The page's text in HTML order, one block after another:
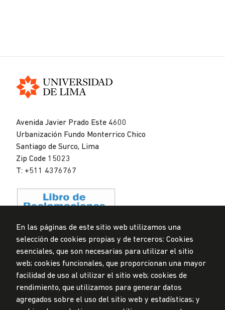
Avenida Javier Prado Este 4600
Urbanización Fundo Monterrico Chico
Santiago de Surco, Lima
Zip Code 15023
T: +511 4376767
Data Protection Policy
Submission Office
© Universidad de Lima, 2024
All Rights Reserved
En las páginas de este sitio web utilizamos una
selección de cookies propias y de terceros: Cookies
esenciales, que son necesarias para utilizar el sitio
web; cookies funcionales, que proporcionan una mayor
facilidad de uso al utilizar el sitio web; cookies de
rendimiento, que utilizamos para generar datos
agregados sobre el uso del sitio web y estadísticas; y